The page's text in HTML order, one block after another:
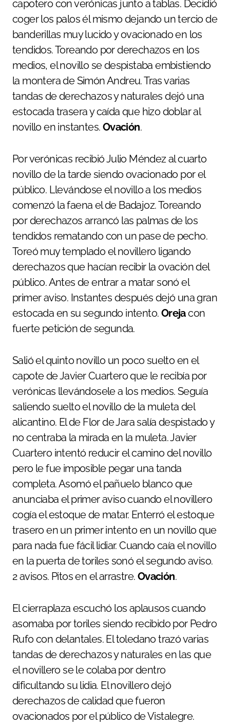
capotero con verónicas junto a tablas. Decidió
coger los palos él mismo dejando un tercio de
banderillas muy lucido y ovacionado en los
tendidos. Toreando por derechazos en los
medios, el novillo se despistaba embistiendo
la montera de Simón Andreu. Tras varias
tandas de derechazos y naturales dejó una
estocada trasera y caída que hizo doblar al
novillo en instantes. Ovación.
Por verónicas recibió Julio Méndez al cuarto
novillo de la tarde siendo ovacionado por el
público. Llevándose el novillo a los medios
comenzó la faena el de Badajoz. Toreando
por derechazos arrancó las palmas de los
tendidos rematando con un pase de pecho.
Toreó muy templado el novillero ligando
derechazos que hacían recibir la ovación del
público. Antes de entrar a matar sonó el
primer aviso. Instantes después dejó una gran
estocada en su segundo intento. Orejacon
fuerte petición de segunda.
Salió el quinto novillo un poco suelto en el
capote de Javier Cuartero que le recibía por
verónicas llevándosele a los medios. Seguía
saliendo suelto el novillo de la muleta del
alicantino. El de Flor de Jara salía despistado y
no centraba la mirada en la muleta. Javier
Cuartero intentó reducir el camino del novillo
pero le fue imposible pegar una tanda
completa. Asomó el pañuelo blanco que
anunciaba el primer aviso cuando el novillero
cogía el estoque de matar. Enterró el estoque
trasero en un primer intento en un novillo que
para nada fue fácil lidiar. Cuando caía el novillo
en la puerta de toriles sonó el segundo aviso.
2 avisos. Pitos en el arrastre. Ovación.
El cierraplaza escuchó los aplausos cuando
asomaba por toriles siendo recibido por Pedro
Rufo con delantales. El toledano trazó varias
tandas de derechazos y naturales en las que
el novillero se le colaba por dentro
dificultando su lidia. El novillero dejó
derechazos de calidad que fueron
ovacionados por el público de Vistalegre.